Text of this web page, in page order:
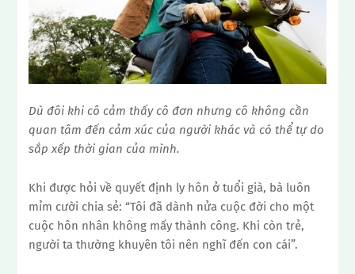
Dù đôi khi cô cảm thấy cô đơn nhưng cô không cần
quan tâm đến cảm xúc của người khác và có thể tự do
sắp xếp thời gian của mình.
Khi được hỏi về quyết định ly hôn ở tuổi già, bà luôn
mỉm cười chia sẻ: “Tôi đã dành nửa cuộc đời cho một
cuộc hôn nhân không mấy thành công. Khi còn trẻ,
người ta thường khuyên tôi nên nghĩ đến con cái”.